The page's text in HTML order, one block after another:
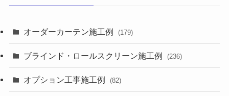
オーダーカーテン施工例 (179)
ブラインド・ロールスクリーン施工例 (236)
オプション工事施工例 (82)